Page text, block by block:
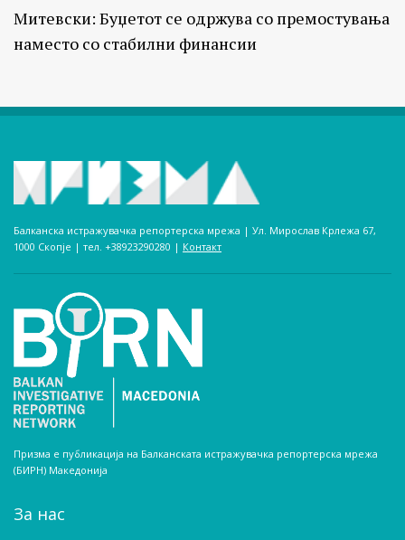
Митевски: Буџетот се одржува со премостувања
наместо со стабилни финансии
Балканска истражувачка репортерска мрежа | Ул. Мирослав Крлежа 67,
1000 Скопје | тел. +38923290280­ | Контакт
Призма е публикација на Балканската истражувачка репортерска мрежа
(БИРН) Македонија
За нас